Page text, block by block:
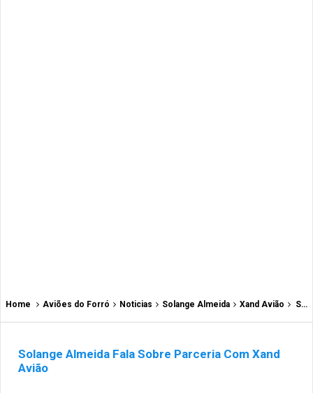
Home Aviões do Forró Noticias Solange Almeida Xand Avião Solange Almeida Fala Sobre Parceria Com Xand Avião
Solange Almeida Fala Sobre Parceria Com Xand
Avião